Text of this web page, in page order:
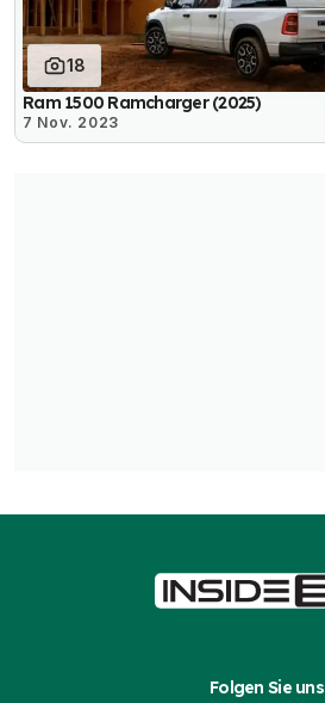
18
Ram 1500 Ramcharger (2025)
7 Nov. 2023
Folgen Sie uns